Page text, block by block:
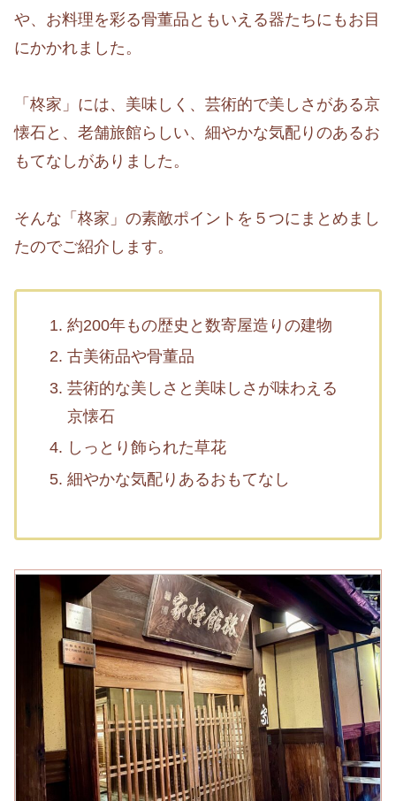
や、お料理を彩る骨董品ともいえる器たちにもお目
にかかれました。
「柊家」には、美味しく、芸術的で美しさがある京
懐石と、老舗旅館らしい、細やかな気配りのあるお
もてなしがありました。
そんな「柊家」の素敵ポイントを５つにまとめまし
たのでご紹介します。
約200年もの歴史と数寄屋造りの建物
古美術品や骨董品
芸術的な美しさと美味しさが味わえる
京懐石
しっとり飾られた草花
細やかな気配りあるおもてなし